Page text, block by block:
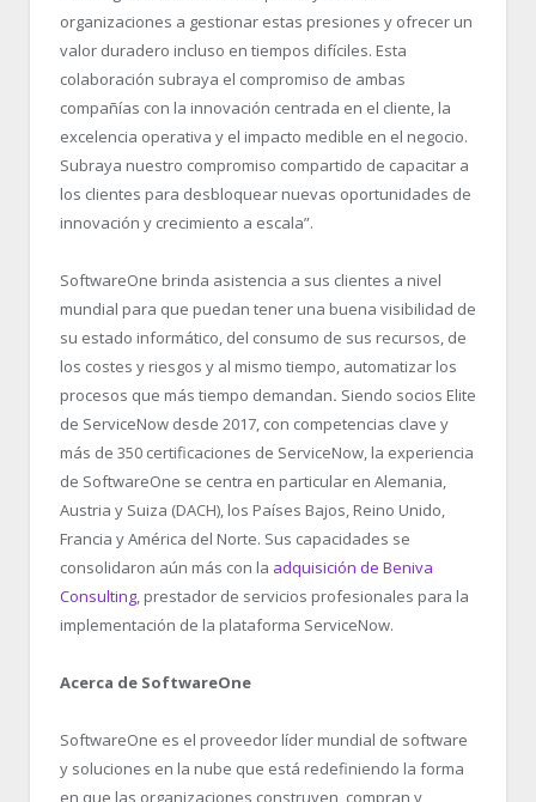
organizaciones a gestionar estas presiones y ofrecer un
valor duradero incluso en tiempos difíciles. Esta
colaboración subraya el compromiso de ambas
compañías con la innovación centrada en el cliente, la
excelencia operativa y el impacto medible en el negocio.
Subraya nuestro compromiso compartido de capacitar a
los clientes para desbloquear nuevas oportunidades de
innovación y crecimiento a escala”.
SoftwareOne brinda asistencia a sus clientes a nivel
mundial para que puedan tener una buena visibilidad de
su estado informático, del consumo de sus recursos, de
los costes y riesgos y al mismo tiempo, automatizar los
procesos que más tiempo demandan. Siendo socios Elite
de ServiceNow desde 2017, con competencias clave y
más de 350 certificaciones de ServiceNow, la experiencia
de SoftwareOne se centra en particular en Alemania,
Austria y Suiza (DACH), los Países Bajos, Reino Unido,
Francia y América del Norte. Sus capacidades se
consolidaron aún más con la adquisición de Beniva
Consulting, prestador de servicios profesionales para la
implementación de la plataforma ServiceNow.
Acerca de SoftwareOne
SoftwareOne es el proveedor líder mundial de software
y soluciones en la nube que está redefiniendo la forma
en que las organizaciones construyen, compran y